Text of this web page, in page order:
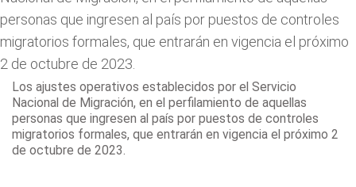
Los ajustes operativos establecidos por el Servicio
Nacional de Migración, en el perfilamiento de aquellas
personas que ingresen al país por puestos de controles
migratorios formales, que entrarán en vigencia el próximo 2
de octubre de 2023.